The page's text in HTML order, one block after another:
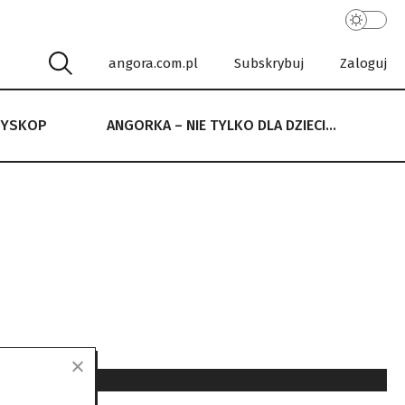
angora.com.pl Subskrybuj Zaloguj
ANGORKA – NIE TYLKO DLA DZIECI…
NIE TYLKO DLA DZIECI…